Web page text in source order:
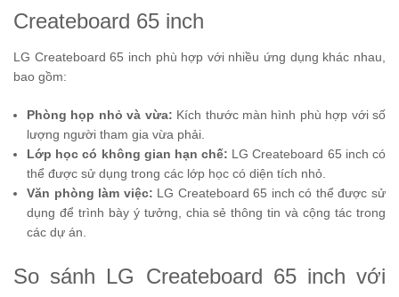
Createboard 65 inch
LG Createboard 65 inch phù hợp với nhiều ứng dụng khác nhau,
bao gồm:
Phòng họp nhỏ và vừa: Kích thước màn hình phù hợp với số
lượng người tham gia vừa phải.
Lớp học có không gian hạn chế: LG Createboard 65 inch có
thể được sử dụng trong các lớp học có diện tích nhỏ.
Văn phòng làm việc: LG Createboard 65 inch có thể được sử
dụng để trình bày ý tưởng, chia sẻ thông tin và cộng tác trong
các dự án.
So sánh LG Createboard 65 inch với